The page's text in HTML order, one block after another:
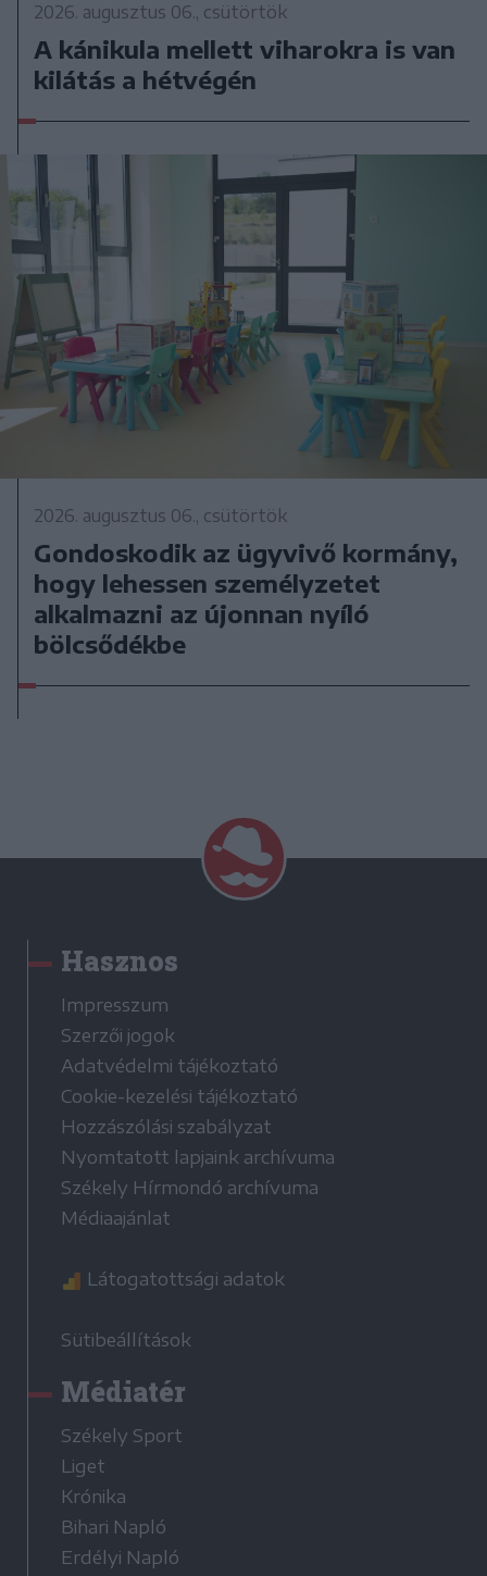
2026. augusztus 06., csütörtök
A kánikula mellett viharokra is van
kilátás a hétvégén
2026. augusztus 06., csütörtök
Gondoskodik az ügyvivő kormány,
hogy lehessen személyzetet
alkalmazni az újonnan nyíló
bölcsődékbe
Hasznos
Impresszum
Szerzői jogok
Adatvédelmi tájékoztató
Cookie-kezelési tájékoztató
Hozzászólási szabályzat
Nyomtatott lapjaink archívuma
Székely Hírmondó archívuma
Médiaajánlat
Látogatottsági adatok
Sütibeállítások
Médiatér
Székely Sport
Liget
Krónika
Bihari Napló
Erdélyi Napló